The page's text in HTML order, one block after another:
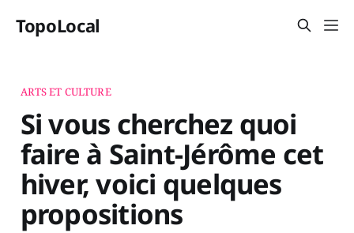
TopoLocal
ARTS ET CULTURE
Si vous cherchez quoi
faire à Saint-Jérôme cet
hiver, voici quelques
propositions